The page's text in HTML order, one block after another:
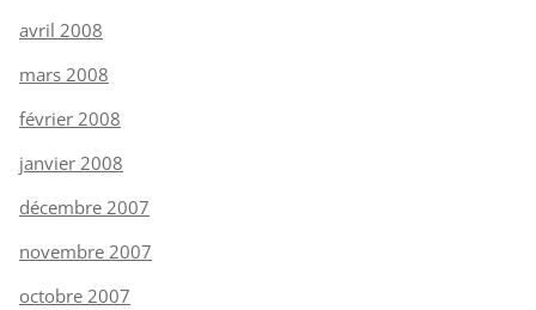
avril 2008
mars 2008
février 2008
janvier 2008
décembre 2007
novembre 2007
octobre 2007